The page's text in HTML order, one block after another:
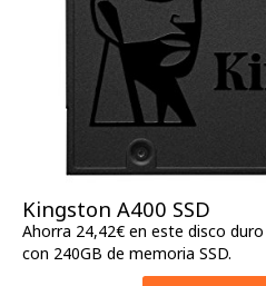
Kingston A400 SSD
Ahorra 24,42€ en este disco
con 240GB de memoria SSD.